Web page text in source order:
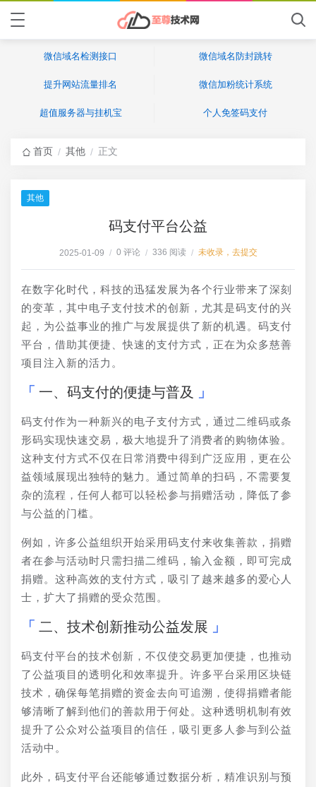
微信域名检测接口 微信域名防封跳转
提升网站流量排名 微信加粉统计系统
超值服务器与挂机宝 个人免签码支付
首页 / 其他 / 正文
其他
码支付平台公益
2025-01-09 / 0 评论 / 336 阅读 / 未收录，去提交
在数字化时代，科技的迅猛发展为各个行业带来了深刻
的变革，其中电子支付技术的创新，尤其是码支付的兴
起，为公益事业的推广与发展提供了新的机遇。码支付
平台，借助其便捷、快速的支付方式，正在为众多慈善
项目注入新的活力。
一、码支付的便捷与普及
码支付作为一种新兴的电子支付方式，通过二维码或条
形码实现快速交易，极大地提升了消费者的购物体验。
这种支付方式不仅在日常消费中得到广泛应用，更在公
益领域展现出独特的魅力。通过简单的扫码，不需要复
杂的流程，任何人都可以轻松参与捐赠活动，降低了参
与公益的门槛。
例如，许多公益组织开始采用码支付来收集善款，捐赠
者在参与活动时只需扫描二维码，输入金额，即可完成
捐赠。这种高效的支付方式，吸引了越来越多的爱心人
士，扩大了捐赠的受众范围。
二、技术创新推动公益发展
码支付平台的技术创新，不仅使交易更加便捷，也推动
了公益项目的透明化和效率提升。许多平台采用区块链
技术，确保每笔捐赠的资金去向可追溯，使得捐赠者能
够清晰了解到他们的善款用于何处。这种透明机制有效
提升了公众对公益项目的信任，吸引更多人参与到公益
活动中。
此外，码支付平台还能够通过数据分析，精准识别与预